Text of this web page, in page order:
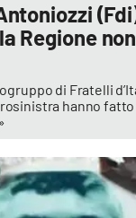
Regione
di Fratelli
hanno